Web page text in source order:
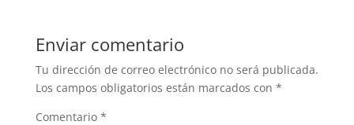
Enviar comentario
Tu dirección de correo electrónico no será publicada.
Los campos obligatorios están marcados con *
Comentario *